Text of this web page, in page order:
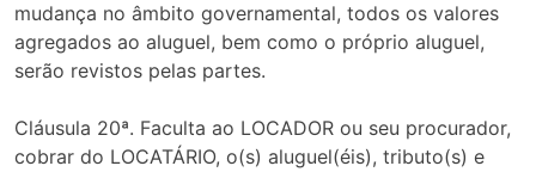
mudança no âmbito governamental, todos os valores
agregados ao aluguel, bem como o próprio aluguel,
serão revistos pelas partes.
Cláusula 20ª. Faculta ao LOCADOR ou seu procurador,
cobrar do LOCATÁRIO, o(s) aluguel(éis), tributo(s) e